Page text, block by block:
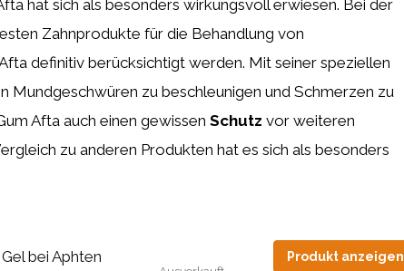
hat sich als besonders wirkungsvoll erwiesen. Bei der
Zahnprodukte für die Behandlung von
definitiv berücksichtigt werden. Mit seiner speziellen
Mundgeschwüren zu beschleunigen und Schmerzen zu
Afta auch einen gewissen Schutz vor weiteren
zu anderen Produkten hat es sich als besonders
bei Aphten
Produkt anzeigen